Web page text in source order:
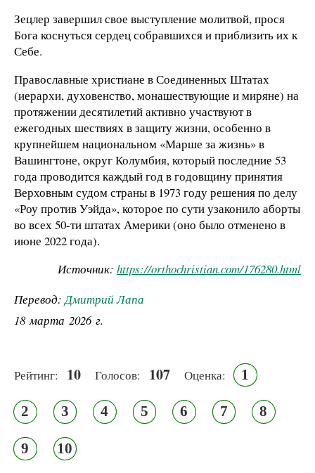
Зецлер завершил свое выступление молитвой, прося
Бога коснуться сердец собравшихся и приблизить их к
Себе.
Православные христиане в Соединенных Штатах
(иерархи, духовенство, монашествующие и миряне) на
протяжении десятилетий активно участвуют в
ежегодных шествиях в защиту жизни, особенно в
крупнейшем национальном «Марше за жизнь» в
Вашингтоне, округ Колумбия, который последние 53
года проводится каждый год в годовщину принятия
Верховным судом страны в 1973 году решения по делу
«Роу против Уэйда», которое по сути узаконило аборты
во всех 50-ти штатах Америки (оно было отменено в
июне 2022 года).
Источник: https://orthochristian.com/176280.html
Перевод: Дмитрий Лапа
18 марта 2026 г.
Рейтинг: 10 Голосов: 107 Оценка: 1
2 3 4 5 6 7 8
9 10